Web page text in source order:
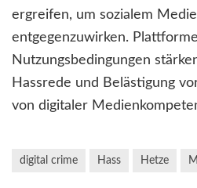
ergreifen, um sozialem
entgegenzuwirken.
Nutzungsbedingungen
Hassrede und Belästigung
von digitaler
digital crime Hass Hetze